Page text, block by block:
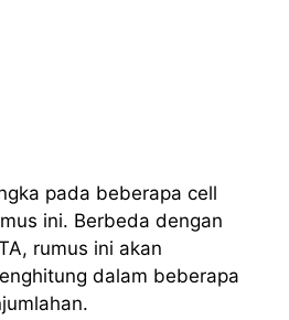
pada beberapa cell
ini. Berbeda dengan
rumus ini akan
dalam beberapa